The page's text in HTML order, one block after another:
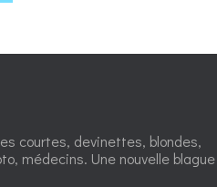
courtes, devinettes, blondes,
médecins. Une nouvelle blague